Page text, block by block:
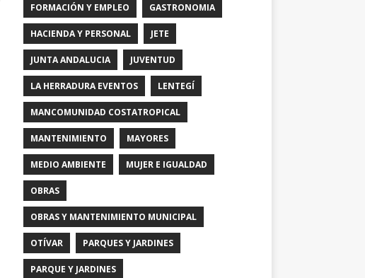
FORMACIÓN Y EMPLEO GASTRONOMIA
HACIENDA Y PERSONAL JETE
JUNTA ANDALUCIA JUVENTUD
LA HERRADURA EVENTOS LENTEGÍ
MANCOMUNIDAD COSTATROPICAL
MANTENIMIENTO MAYORES
MEDIO AMBIENTE MUJER E IGUALDAD
OBRAS
OBRAS Y MANTENIMIENTO MUNICIPAL
OTÍVAR PARQUES Y JARDINES
PARQUE Y JARDINES